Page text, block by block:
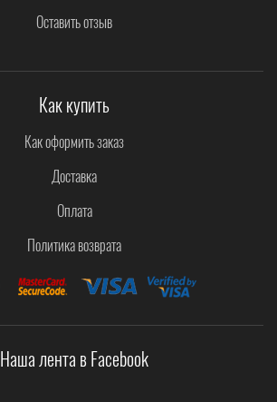
Оставить отзыв
Как купить
Как оформить заказ
Доставка
Оплата
Политика возврата
Наша лента в Facebook